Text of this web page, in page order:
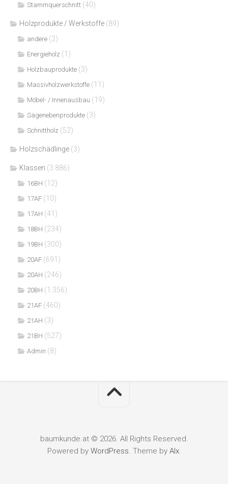
Stammquerschnitt (40)
Holzprodukte / Werkstoffe (89)
andere (2)
Energieholz (1)
Holzbauprodukte (3)
Massivholzwerkstoffe (11)
Möbel- / Innenausbau (19)
Sägenebenprodukte (3)
Schnittholz (52)
Holzschädlinge (3)
Klassen (3.886)
16BH (12)
17AF (10)
17AH (41)
18BH (234)
19BH (300)
20AF (691)
20AH (246)
20BH (1.356)
21AF (460)
21AH (3)
21BH (527)
Admin (8)
baumkunde.at © 2026. All Rights Reserved.
Powered by WordPress. Theme by Alx.